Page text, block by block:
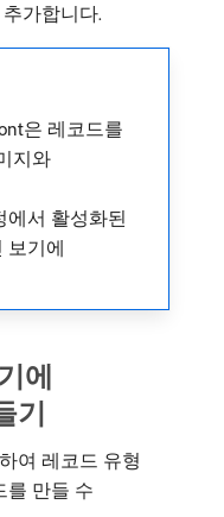
가합니다.
은 레코드를
지와
에서 활성화된
보기에
에
기
여 레코드 유형
를 만들 수